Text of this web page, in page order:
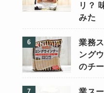
リ？
みた
業務
ング
のチ